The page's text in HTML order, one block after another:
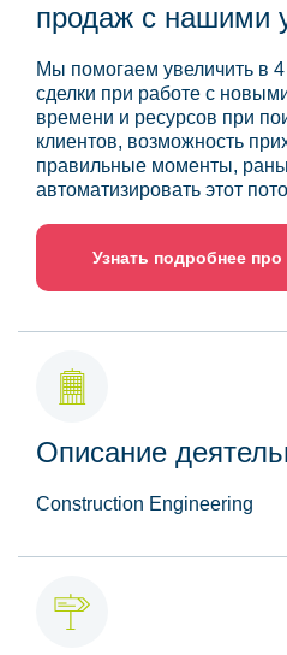
продаж с нашими
Мы помогаем увеличить в 4
сделки при работе с
времени и ресурсов при
клиентов, возможность
правильные моменты,
автоматизировать этот
Узнать подробнее
Описание
Construction Engineering